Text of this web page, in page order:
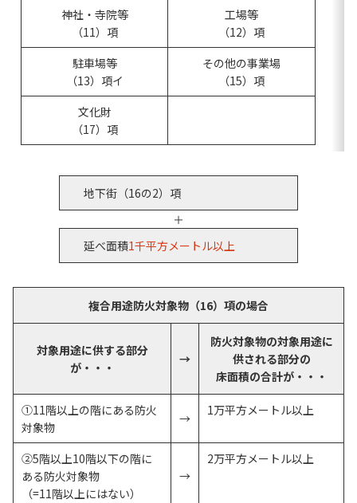
神社・寺院等
（11）項
工場等
（12）項
駐車場等
（13）項イ
その他の事業場
（15）項
文化財
（17）項
地下街（16の2）項
＋
延べ面積1千平方メートル以上
複合用途防火対象物（16）項の場合
対象用途に供する部分
が・・・
→
防火対象物の対象用途に
供される部分の
床面積の合計が・・・
①11階以上の階にある防火
対象物
→
1万平方メートル以上
②5階以上10階以下の階に
ある防火対象物
（=11階以上にはない）
→
2万平方メートル以上